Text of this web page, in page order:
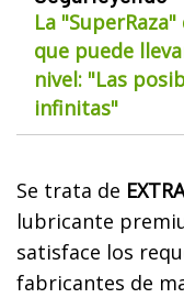
La
que puede
nivel: "Las
infinitas"
Se trata de
lubricante
satisface los
fabricantes de